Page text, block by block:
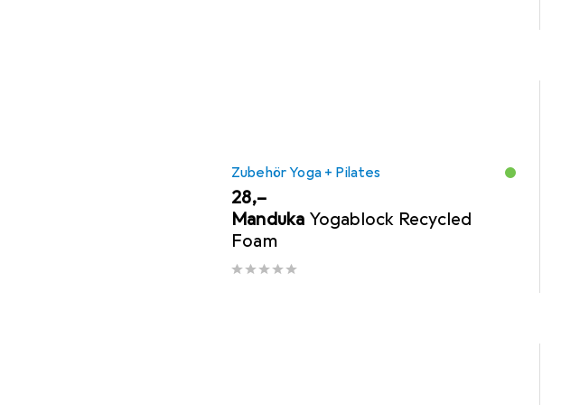
Zubehör Yoga + Pilates
EUR
28,–
Manduka Yogablock Recycled
Foam